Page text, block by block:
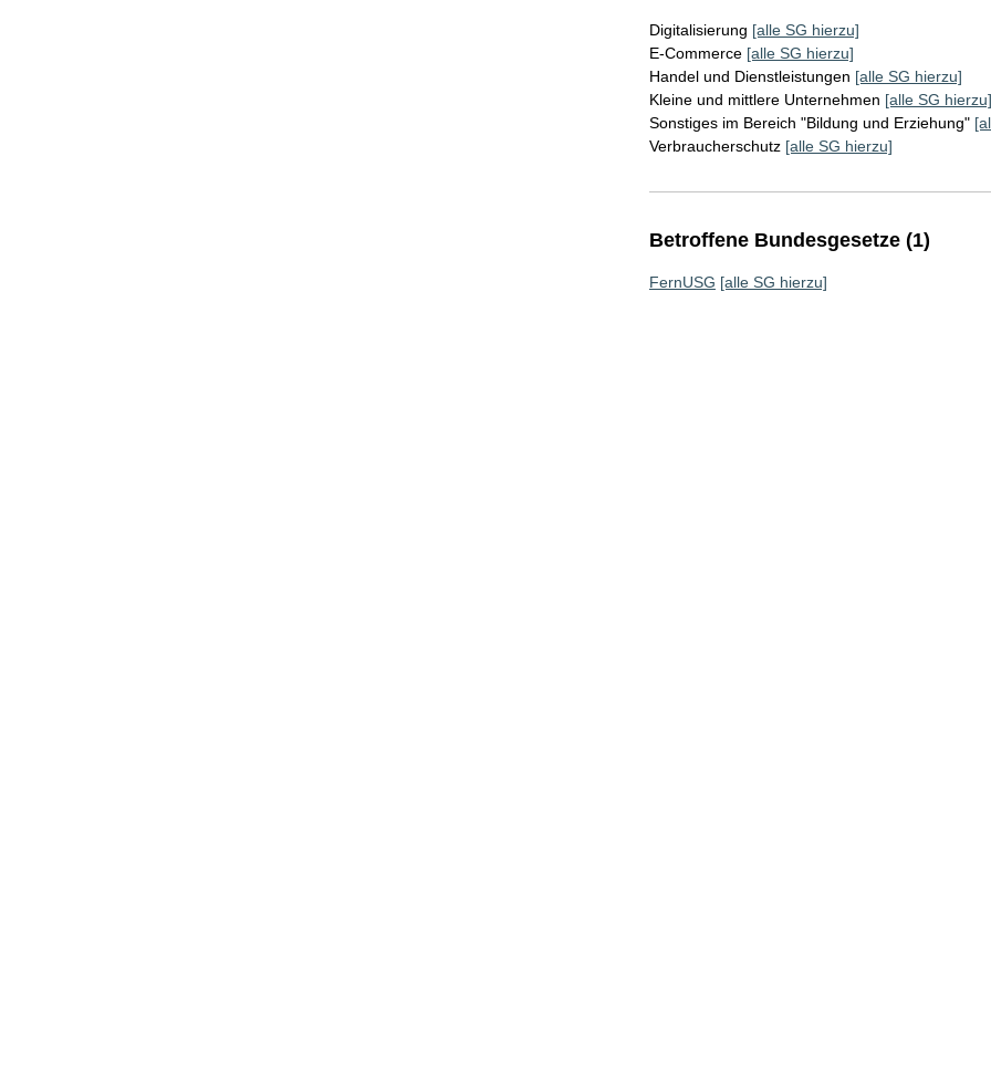
Digitalisierung [alle SG hierzu]
E-Commerce [alle SG hierzu]
Handel und Dienstleistungen [alle SG hierzu]
Kleine und mittlere Unternehmen [alle SG hierzu]
Sonstiges im Bereich "Bildung und Erziehung"
Verbraucherschutz [alle SG hierzu]
Betroffene Bundesgesetze (1)
FernUSG [alle SG hierzu]